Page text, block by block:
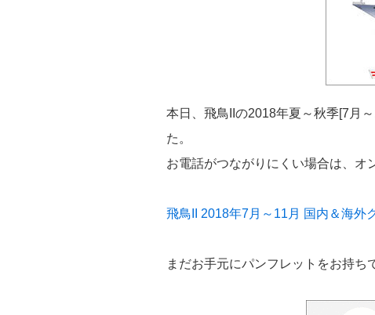
本日、飛鳥IIの2018年夏～秋季[7月
た。
お電話がつながりにくい場合は、オ
飛鳥II 2018年7月～11月 国内＆海
まだお手元にパンフレットをお持ち